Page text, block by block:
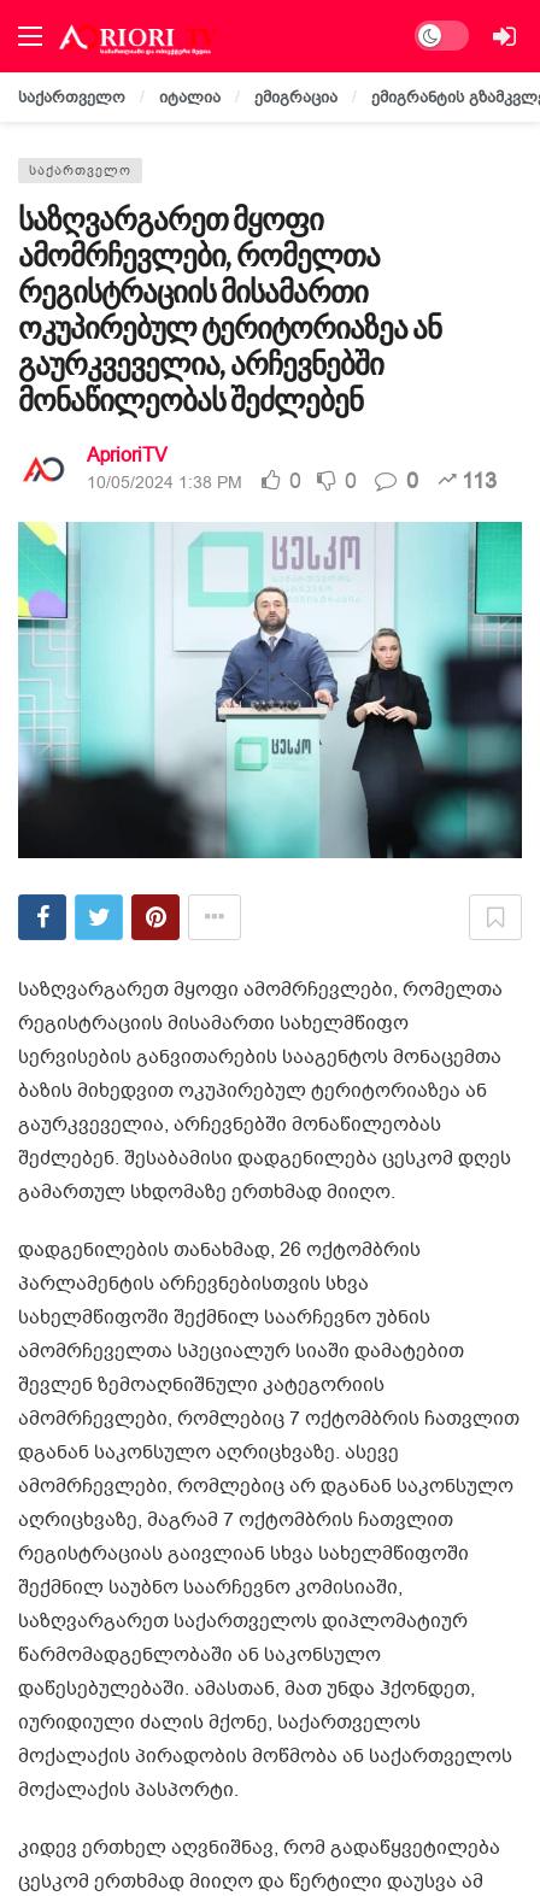
Dark mode
საქართველო იტალია ემიგრაცია ემიგრანტის
ᲡᲐᲥᲐᲠᲗᲕᲔᲚᲝ
საზღვარგარეთ მყოფი
ამომრჩევლები, რომელთა
რეგისტრაციის მისამართი
ოკუპირებულ ტერიტორიაზეა ან
გაურკვეველია, არჩევნებში
მონაწილეობას შეძლებენ
AprioriTV
10/05/2024 1:38 PM 0 0 0 113
საზღვარგარეთ მყოფი ამომრჩევლები, რომელთა
რეგისტრაციის მისამართი სახელმწიფო
სერვისების განვითარების სააგენტოს მონაცემთა
ბაზის მიხედვით ოკუპირებულ ტერიტორიაზეა ან
გაურკვეველია, არჩევნებში მონაწილეობას
შეძლებენ. შესაბამისი დადგენილება ცესკომ დღეს
გამართულ სხდომაზე ერთხმად მიიღო.
დადგენილების თანახმად, 26 ოქტომბრის
პარლამენტის არჩევნებისთვის სხვა
სახელმწიფოში შექმნილ საარჩევნო უბნის
ამომრჩეველთა სპეციალურ სიაში დამატებით
შევლენ ზემოაღნიშნული კატეგორიის
ამომრჩევლები, რომლებიც 7 ოქტომბრის ჩათვლით
დგანან საკონსულო აღრიცხვაზე. ასევე
ამომრჩევლები, რომლებიც არ დგანან საკონსულო
აღრიცხვაზე, მაგრამ 7 ოქტომბრის ჩათვლით
რეგისტრაციას გაივლიან სხვა სახელმწიფოში
შექმნილ საუბნო საარჩევნო კომისიაში,
საზღვარგარეთ საქართველოს დიპლომატიურ
წარმომადგენლობაში ან საკონსულო
დაწესებულებაში. ამასთან, მათ უნდა ჰქონდეთ,
იურიდიული ძალის მქონე, საქართველოს
მოქალაქის პირადობის მოწმობა ან საქართველოს
მოქალაქის პასპორტი.
კიდევ ერთხელ აღვნიშნავ, რომ გადაწყვეტილება
ცესკომ ერთხმად მიიღო და წერტილი დაუსვა ამ